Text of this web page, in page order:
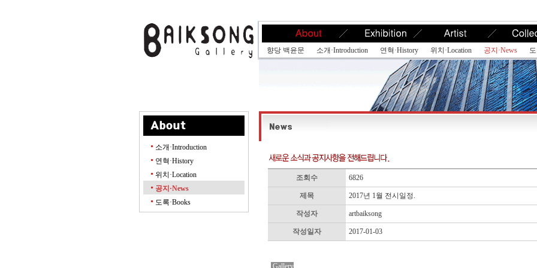
향당 백윤문 소개·Introduction 연혁·History 위치·Location 공지·News
소개·Introduction
연혁·History
위치·Location
공지·News
도록·Books
조회수 6826
제목 2017년 1월 전시일정.
작성자 artbaiksong
작성일자 2017-01-03
Gallery